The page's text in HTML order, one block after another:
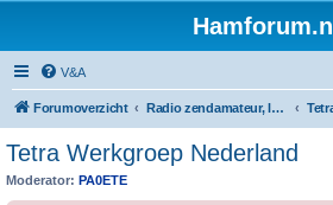
Hamforum.nl
V&A
Forumoverzicht Radio zendamateur, luisteramateur en elektronica zelfbouw
Tetra Werkgroep Nederland
Moderator: PA0ETE